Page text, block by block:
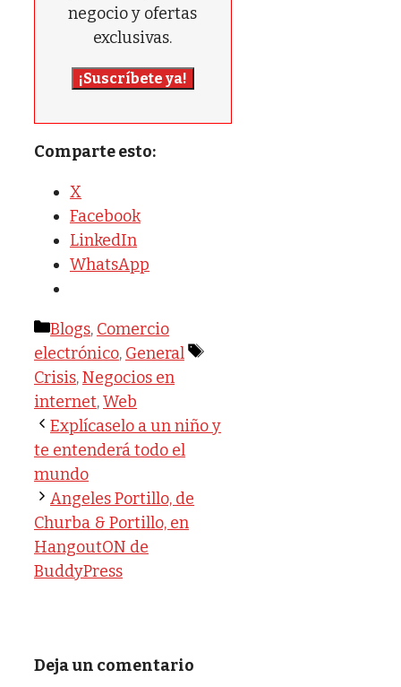
negocio y ofertas
exclusivas.
¡Suscríbete ya!
Comparte esto:
X
Facebook
LinkedIn
WhatsApp
Categorías
Blogs, Comercio
electrónico, General
Etiquetas
Crisis,Negocios en
internet,Web
Explícaselo a un niño y
te entenderá todo el
mundo
Angeles Portillo, de
Churba & Portillo, en
HangoutON de
BuddyPress
Deja un comentario